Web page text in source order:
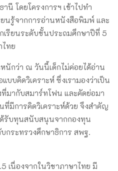
นี โดยโครงการฯ เข้าไปทำ
ยนรู้จากการอ่านหนังสือพิมพ์ และ
รียนระดับชั้นประถมศึกษาปีที่ 5
ไทย
นักว่า ณ วันนี้เด็กไม่ค่อยได้อ่าน
บคิดวิเคราะห์ ซึ่งเรามองว่าเป็น
มากับสมาร์ทโฟน และคัดย่อมา
มีการคิดวิเคราะห์ด้วย จึงสำคัญ
ด้รับทุนสนับสนุนจากกองทุน
กระทรวงศึกษาธิการ สพฐ.
เนื่องจากในวิชาภาษาไทย มี